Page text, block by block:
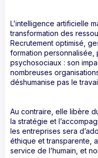
L’intelligence artificielle
transformation des
Recrutement optimisé,
formation
psychosociaux : son
nombreuses
déshumanise pas le
Au contraire, elle libère
la stratégie et
les entreprises sera
éthique et transparente,
service de l’humain, et